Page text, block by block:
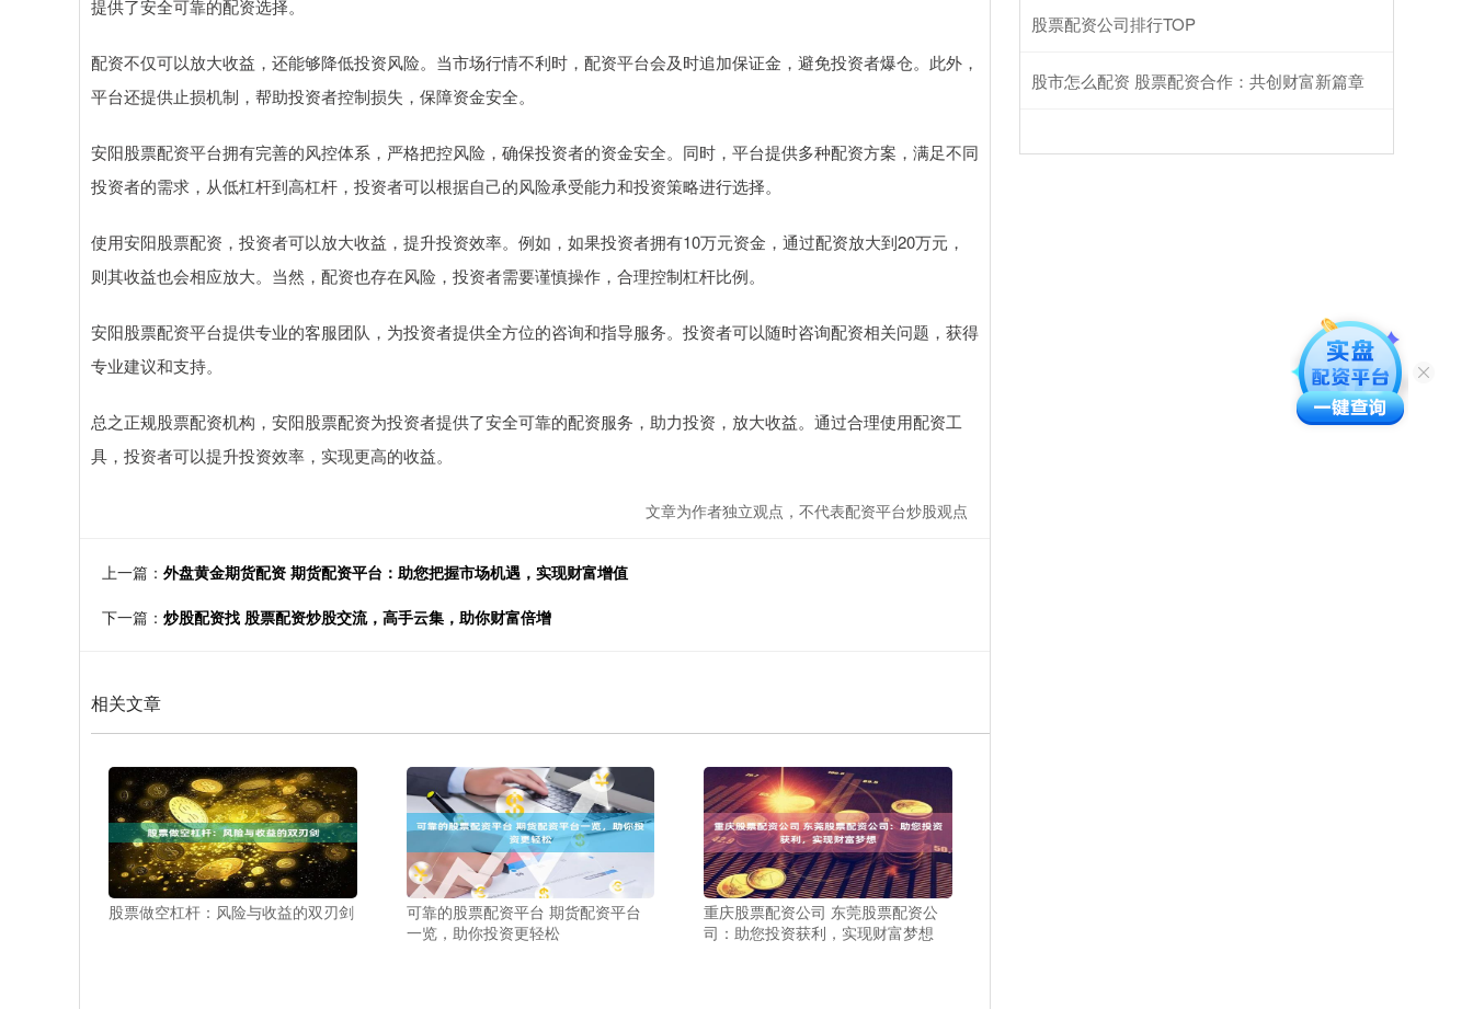
提供了安全可靠的配资选择。
配资不仅可以放大收益，还能够降低投资风险。当市场行情不利时，配资平台会及时追加保证金，避免投资者爆仓。此外，
平台还提供止损机制，帮助投资者控制损失，保障资金安全。
安阳股票配资平台拥有完善的风控体系，严格把控风险，确保投资者的资金安全。同时，平台提供多种配资方案，满足不同
投资者的需求，从低杠杆到高杠杆，投资者可以根据自己的风险承受能力和投资策略进行选择。
使用安阳股票配资，投资者可以放大收益，提升投资效率。例如，如果投资者拥有10万元资金，通过配资放大到20万元，
则其收益也会相应放大。当然，配资也存在风险，投资者需要谨慎操作，合理控制杠杆比例。
安阳股票配资平台提供专业的客服团队，为投资者提供全方位的咨询和指导服务。投资者可以随时咨询配资相关问题，获得
专业建议和支持。
总之正规股票配资机构，安阳股票配资为投资者提供了安全可靠的配资服务，助力投资，放大收益。通过合理使用配资工
具，投资者可以提升投资效率，实现更高的收益。
文章为作者独立观点，不代表配资平台炒股观点
上一篇： 外盘黄金期货配资 期货配资平台：助您把握市场机遇，实现财富增值
下一篇： 炒股配资找 股票配资炒股交流，高手云集，助你财富倍增
相关文章
股票做空杠杆：风险与收益的双刃剑
可靠的股票配资平台 期货配资平台
一览，助你投资更轻松
重庆股票配资公司 东莞股票配资公
司：助您投资获利，实现财富梦想
股票配资公司排行TOP
股市怎么配资 股票配资合作：共创财富新篇章